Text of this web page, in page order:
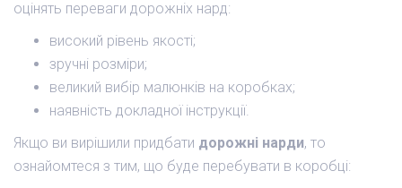
оцінять переваги дорожніх нард:
високий рівень якості;
зручні розміри;
великий вибір малюнків на коробках;
наявність докладної інструкції.
Якщо ви вирішили придбати дорожні нарди, то
ознайомтеся з тим, що буде перебувати в коробці: